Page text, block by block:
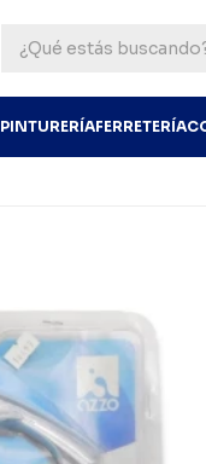
PINTURERÍAFERRETERÍA